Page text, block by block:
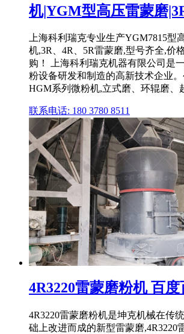
机|YGM型高压雷蒙磨
上海科利瑞克专业生产YGM7815型
机,3R、4R、5R雷蒙磨,型号齐全,价
购！ 上海科利瑞克机器有限公司是
粉设备研发和制造的高新技术企业
HGM系列微粉机,立式磨、环辊磨、
联系电话: 180 3780 8511
4R3220雷蒙磨粉机 百度
4R3220雷蒙磨粉机是坤克机械在传
础上改进而成的新型雷蒙磨,4R3220